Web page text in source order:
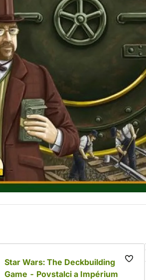
Star Wars: The Deckbuilding
Game - Povstalci a Impérium